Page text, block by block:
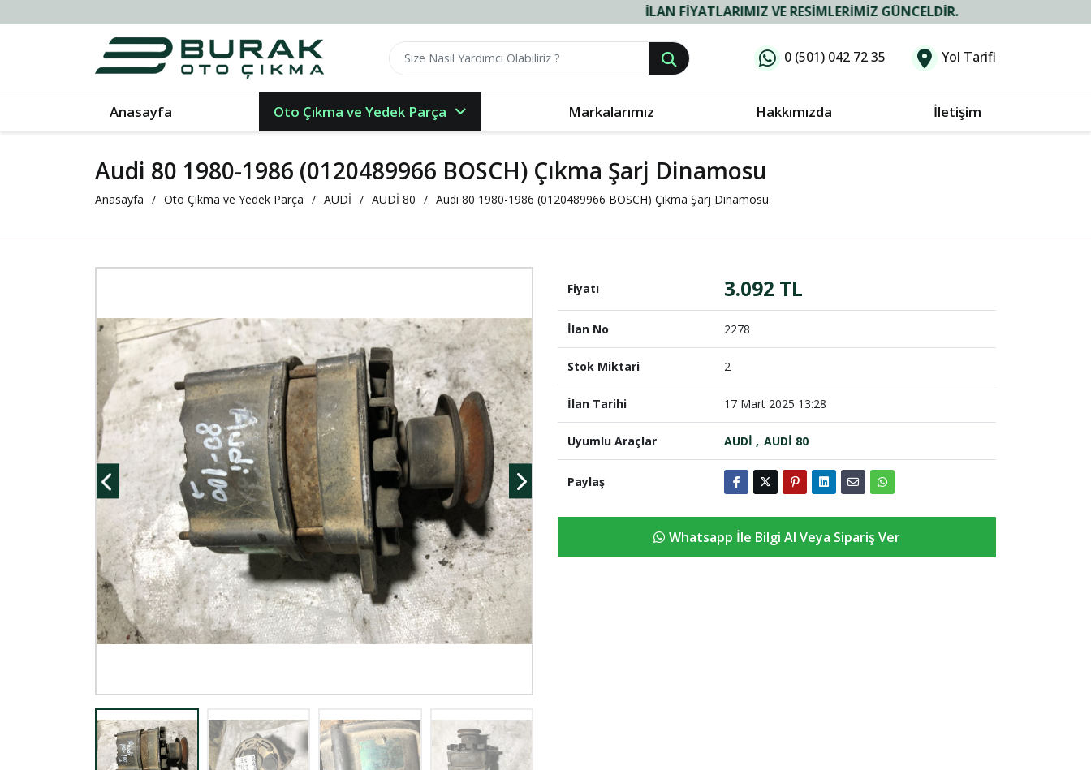
İLAN FIYATLARIMIZ VE RESIMLERIMIZ GÜNCELDIR.
0 (501) 042 72 35 Yol Tarifi
Anasayfa Oto Çıkma ve Yedek Parça Markalarımız Hakkımızda İletişim
Audi 80 1980-1986 (0120489966 BOSCH) Çıkma Şarj Dinamosu
Anasayfa Oto Çıkma ve Yedek Parça AUDİ AUDİ 80 Audi 80 1980-1986 (0120489966 BOSCH) Çıkma Şarj Dinamosu
Fiyatı 3.092 TL
İlan No 2278
Stok Miktari 2
İlan Tarihi 17 Mart 2025 13:28
Uyumlu Araçlar AUDİ AUDİ 80
Paylaş
Whatsapp İle Bilgi Al Veya Sipariş Ver